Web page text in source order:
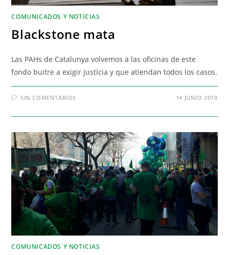
COMUNICADOS Y NOTICIAS
Blackstone mata
Las PAHs de Catalunya volvemos a las oficinas de este
fondo buitre a exigir justicia y que atiendan todos los casos.
SIN COMENTARIOS 14 JUNIO 2019
COMUNICADOS Y NOTICIAS